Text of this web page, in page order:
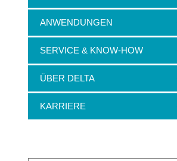
ANWENDUNGEN
SERVICE & KNOW-HOW
ÜBER DELTA
KARRIERE